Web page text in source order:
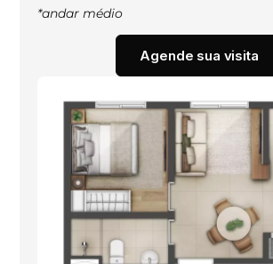
*andar médio
Agende sua visita